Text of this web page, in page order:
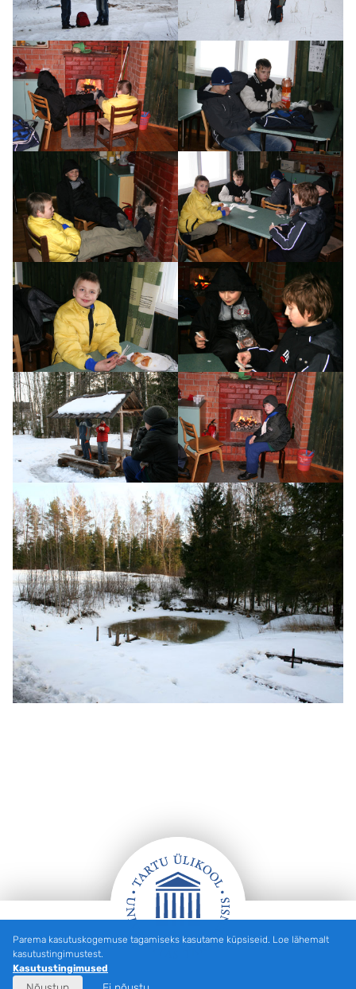
Jalus
Parema kasutuskogemuse tagamiseks kasutame küpsiseid. Loe lähemalt
kasutustingimustest.
Kasutustingimused